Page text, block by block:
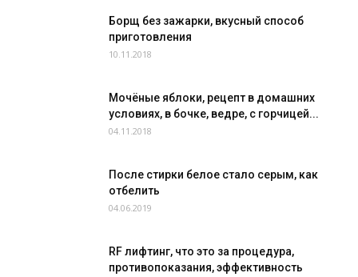
Борщ без зажарки, вкусный способ
приготовления
10.11.2018
Мочёные яблоки, рецепт в домашних
условиях, в бочке, ведре, с горчицей...
04.11.2018
После стирки белое стало серым, как
отбелить
04.06.2019
RF лифтинг, что это за процедура,
противопоказания, эффективность